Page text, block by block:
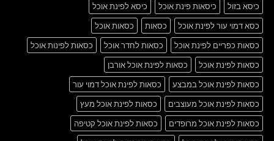
כיסא בזול כיסאות פינת אוכל
כיסא לפינת אוכל
כסא דמוי עור לפינת אוכל
כסאות
כסאות אוכל
כסאות כפריים לפינת אוכל
כסאות לחדר אוכל
כסאות לפינות אוכל
כסאות לפינת אוכל
כסאות לפינת אוכל אורבן
כסאות לפינת אוכל במבצע
כסאות לפינת אוכל דמוי עור
כסאות לפינת אוכל מעוצבים
כסאות לפינת אוכל מעץ
כסאות לפינת אוכל מרופדים
כסאות לפינת אוכל קטיפה